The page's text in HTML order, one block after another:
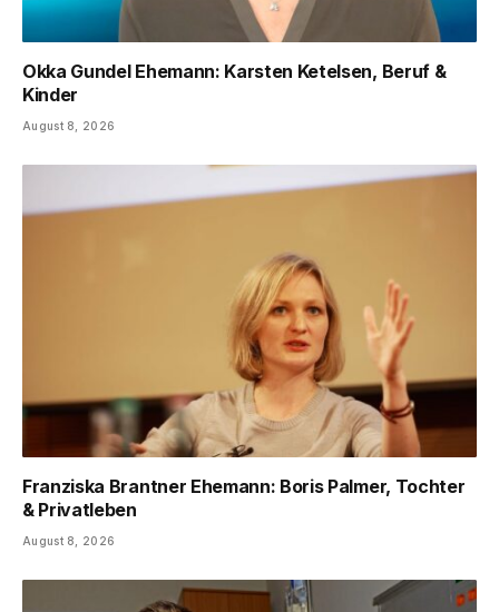
Okka Gundel Ehemann: Karsten Ketelsen, Beruf &
Kinder
August 8, 2026
Franziska Brantner Ehemann: Boris Palmer, Tochter
& Privatleben
August 8, 2026